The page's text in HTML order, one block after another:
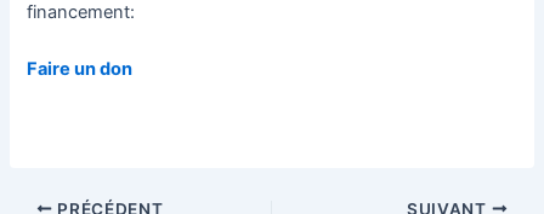
financement:
Faire un don
NavigationPRÉCÉDENT SUIVANT